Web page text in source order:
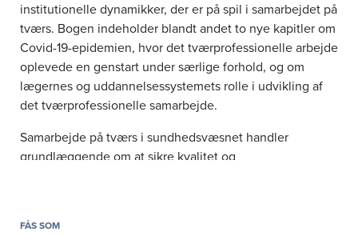
institutionelle dynamikker, der er på spil i samarbejdet på
tværs. Bogen indeholder blandt andet to nye kapitler om
Covid-19-epidemien, hvor det tværprofessionelle arbejde
oplevede en genstart under særlige forhold, og om
lægernes og uddannelsessystemets rolle i udvikling af
det tværprofessionelle samarbejde.
Samarbejde på tværs i sundhedsvæsnet handler
grundlæggende om at sikre kvalitet og
FÅS SOM